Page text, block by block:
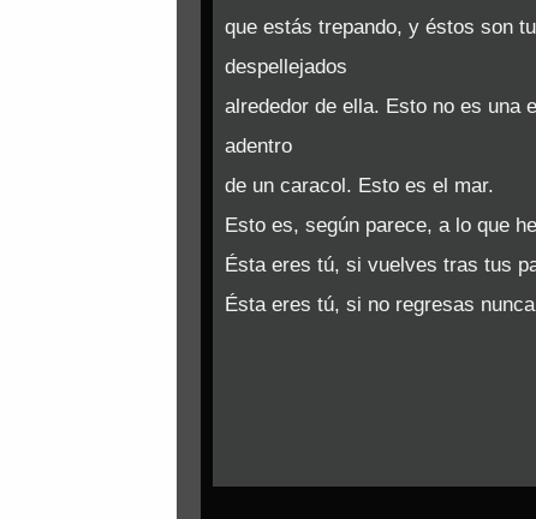
que estás trepando, y éstos son
despellejados
alrededor de ella. Esto no es una
adentro
de un caracol. Esto es el mar.
Esto es, según parece, a lo que
Ésta eres tú, si vuelves tras tus
Ésta eres tú, si no regresas